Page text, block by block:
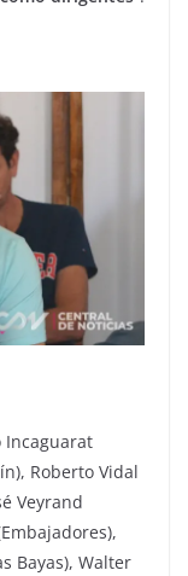
Incaguarat
Roberto Vidal
Veyrand
Bayas), Walter